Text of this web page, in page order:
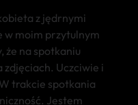
z jędrnymi
w moim przytulnym
że na spotkaniu
zdjęciach. Uczciwie i
trakcie spotkania
Jestem